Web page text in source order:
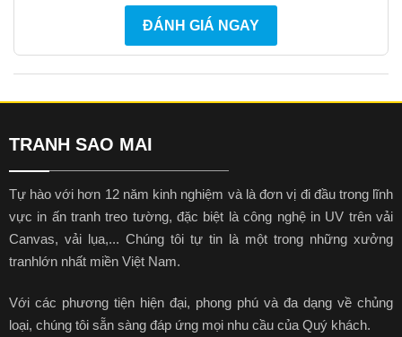
ĐÁNH GIÁ NGAY
TRANH SAO MAI
Tự hào với hơn 12 năm kinh nghiệm và là đơn vị đi đầu trong lĩnh
vực in ấn tranh treo tường, đặc biệt là công nghệ in UV trên vải
Canvas, vải lụa,... Chúng tôi tự tin là một trong những xưởng
tranhlớn nhất miền Việt Nam.
Với các phương tiện hiện đại, phong phú và đa dạng về chủng
loại, chúng tôi sẵn sàng đáp ứng mọi nhu cầu của Quý khách.